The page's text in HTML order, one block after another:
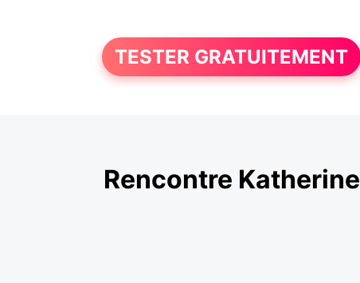
TESTER GRATUITEMENT
Rencontre Katherine